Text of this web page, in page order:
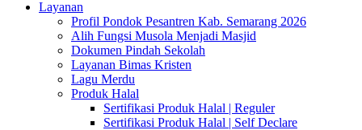
Layanan
Profil Pondok Pesantren Kab. Semarang 2026
Alih Fungsi Musola Menjadi Masjid
Dokumen Pindah Sekolah
Layanan Bimas Kristen
Lagu Merdu
Produk Halal
Sertifikasi Produk Halal | Reguler
Sertifikasi Produk Halal | Self Declare